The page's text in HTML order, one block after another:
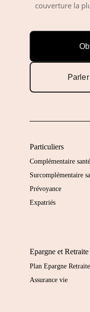
couverture la
Particuliers
Complémentaire santé
Surcomplémentaire
Prévoyance
Expatriés
Epargne et Retraite
Plan Epargne Retraite
Assurance vie